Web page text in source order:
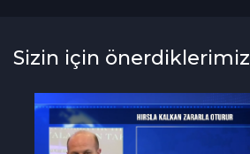
Sizin için önerdiklerimiz